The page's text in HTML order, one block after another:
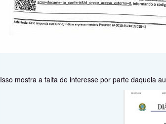
Isso mostra a falta de interesse por parte daquela